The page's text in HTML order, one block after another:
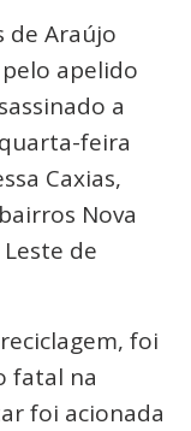
de Araújo
apelido
a
feira
Caxias,
Nova
de
foi
fatal na
foi acionada